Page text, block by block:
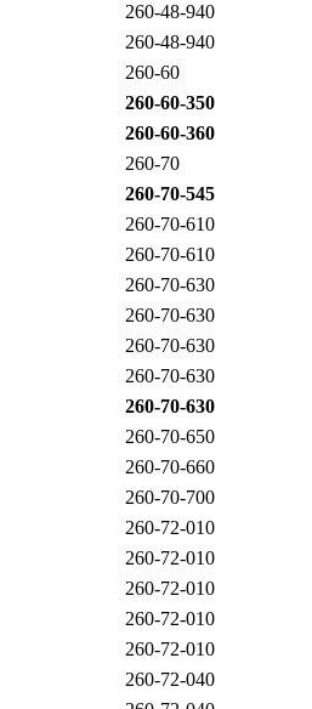
260-48-940
260-48-940
260-60
260-60-350
260-60-360
260-70
260-70-545
260-70-610
260-70-610
260-70-630
260-70-630
260-70-630
260-70-630
260-70-630
260-70-650
260-70-660
260-70-700
260-72-010
260-72-010
260-72-010
260-72-010
260-72-010
260-72-040